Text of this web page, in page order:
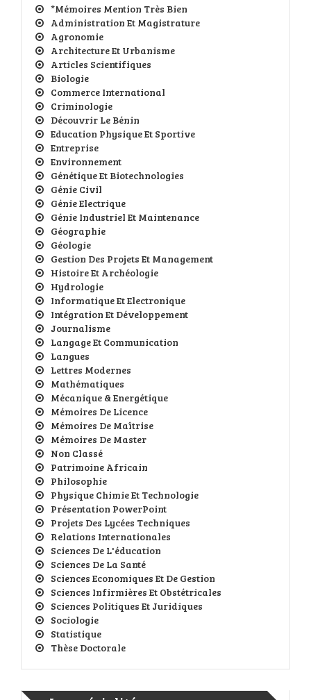
*Mémoires Mention Très Bien
Administration Et Magistrature
Agronomie
Architecture Et Urbanisme
Articles Scientifiques
Biologie
Commerce International
Criminologie
Découvrir Le Bénin
Education Physique Et Sportive
Entreprise
Environnement
Génétique Et Biotechnologies
Génie Civil
Génie Electrique
Génie Industriel Et Maintenance
Géographie
Géologie
Gestion Des Projets Et Management
Histoire Et Archéologie
Hydrologie
Informatique Et Electronique
Intégration Et Développement
Journalisme
Langage Et Communication
Langues
Lettres Modernes
Mathématiques
Mécanique & Energétique
Mémoires De Licence
Mémoires De Maîtrise
Mémoires De Master
Non Classé
Patrimoine Africain
Philosophie
Physique Chimie Et Technologie
Présentation PowerPoint
Projets Des Lycées Techniques
Relations Internationales
Sciences De L'éducation
Sciences De La Santé
Sciences Economiques Et De Gestion
Sciences Infirmières Et Obstétricales
Sciences Politiques Et Juridiques
Sociologie
Statistique
Thèse Doctorale